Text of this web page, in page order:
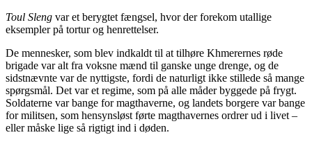
Toul Sleng var et berygtet fængsel, hvor der forekom utallige
eksempler på tortur og henrettelser.
De mennesker, som blev indkaldt til at tilhøre Khmerernes røde
brigade var alt fra voksne mænd til ganske unge drenge, og de
sidstnævnte var de nyttigste, fordi de naturligt ikke stillede så mange
spørgsmål. Det var et regime, som på alle måder byggede på frygt.
Soldaterne var bange for magthaverne, og landets borgere var bange
for militsen, som hensynsløst førte magthavernes ordrer ud i livet –
eller måske lige så rigtigt ind i døden.